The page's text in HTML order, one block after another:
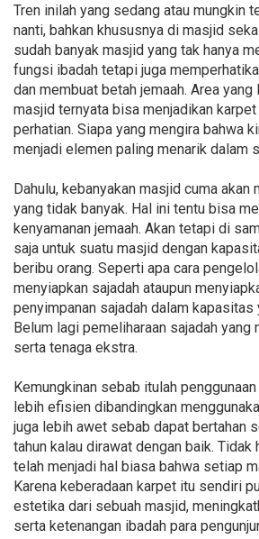
Tren inilah yang sedang atau mungkin
nanti, bahkan khususnya di masjid
sudah banyak masjid yang tak hanya
fungsi ibadah tetapi juga
dan membuat betah jemaah. Area yang
masjid ternyata bisa menjadikan
perhatian. Siapa yang mengira bahwa
menjadi elemen paling menarik dalam
Dahulu, kebanyakan masjid cuma akan
yang tidak banyak. Hal ini tentu bisa
kenyamanan jemaah. Akan tetapi di
saja untuk suatu masjid dengan
beribu orang. Seperti apa cara
menyiapkan sajadah ataupun
penyimpanan sajadah dalam kapasitas
Belum lagi pemeliharaan sajadah yang
serta tenaga ekstra.
Kemungkinan sebab itulah
lebih efisien dibandingkan
juga lebih awet sebab dapat bertahan
tahun kalau dirawat dengan baik. Tidak
telah menjadi hal biasa bahwa setiap
Karena keberadaan karpet itu sendiri
estetika dari sebuah masjid,
serta ketenangan ibadah para